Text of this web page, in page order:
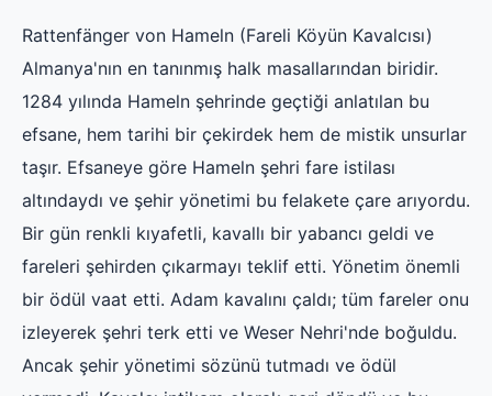
Rattenfänger von Hameln (Fareli Köyün Kavalcısı)
Almanya'nın en tanınmış halk masallarından biridir.
1284 yılında Hameln şehrinde geçtiği anlatılan bu
efsane, hem tarihi bir çekirdek hem de mistik unsurlar
taşır. Efsaneye göre Hameln şehri fare istilası
altındaydı ve şehir yönetimi bu felakete çare arıyordu.
Bir gün renkli kıyafetli, kavallı bir yabancı geldi ve
fareleri şehirden çıkarmayı teklif etti. Yönetim önemli
bir ödül vaat etti. Adam kavalını çaldı; tüm fareler onu
izleyerek şehri terk etti ve Weser Nehri'nde boğuldu.
Ancak şehir yönetimi sözünü tutmadı ve ödül